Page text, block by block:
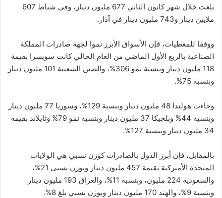
بلغت خلال شهر كانون الثاني 677 مليون دينار، وفي شباط 607
ملايين دينار و743 مليون دينار في آذار.
ووفقا للمعطيات، فإن الأسواق الأبرز نموا لجهة صادرات المملكة
الصناعية بالربع الأول الماضي من العام الحالي كانت سويسرا بقيمة
118 مليون دينار وبنسبة نمو 306%، والصين الشعبية 101 مليون دينار
وبنسبة 75%.
وجاءت هولندا 48 مليون دينار وبنسبة 129%، وسوريا 77 مليون دينار
وبنسبة 44% وبلجيكا 37 مليون دينار وبنسبة نمو 79% وتايلاند بقيمة
34 مليون دينار وبنسبة 127%.
بالمقابل، فإن أبرز الدول بالصادرات كوزن نسبي هي الولايات
المتحدة الأميركية بقيمة 457 مليون دينار وبوزن نسبي 21%،
والسعودية 224 مليون، وبنسبة 11%، والعراق 193 مليون دينار
وبنسبة 9%، والهند 170 مليون دينار وبوزن نسبي بلغ 8%.